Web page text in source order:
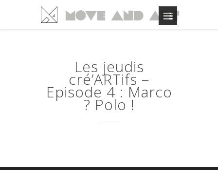
Les jeudis
cré’ARTifs –
Episode 4 : Marco
? Polo !